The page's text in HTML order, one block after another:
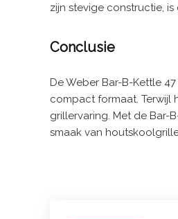
zijn stevige constructie,
Conclusie
De Weber Bar-B-Kettle
compact formaat. Terwijl
grillervaring. Met de Bar-
smaak van